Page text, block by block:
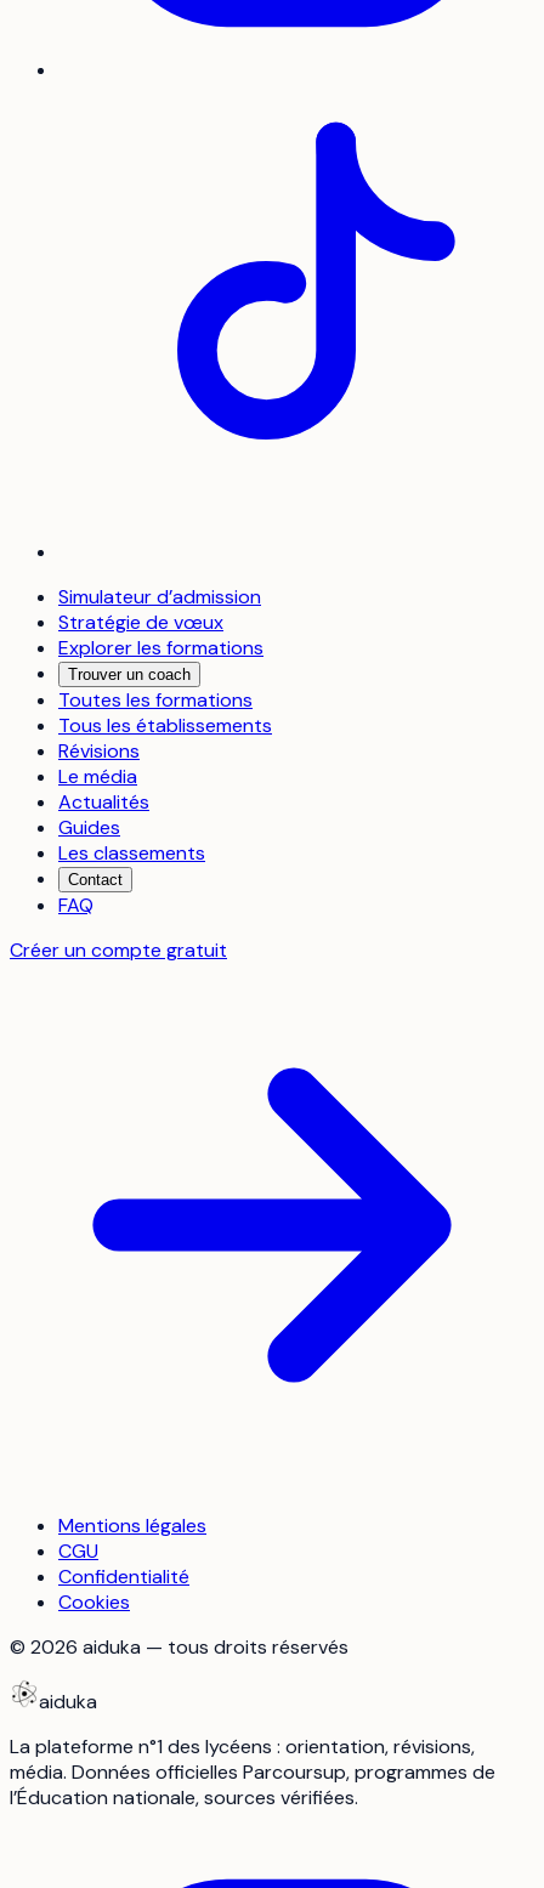
Simulateur d’admission
Stratégie de vœux
Explorer les formations
Trouver un coach
Toutes les formations
Tous les établissements
Révisions
Le média
Actualités
Guides
Les classements
Contact
FAQ
Créer un compte gratuit
Mentions légales
CGU
Confidentialité
Cookies
© 2026 aiduka — tous droits réservés
aiduka
La plateforme n°1 des lycéens : orientation, révisions,
média. Données officielles Parcoursup, programmes de
l’Éducation nationale, sources vérifiées.